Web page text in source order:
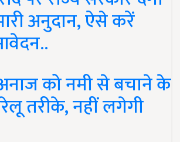
अनुदान, ऐसे करें
को नमी से बचाने के
तरीके, नहीं लगेगी